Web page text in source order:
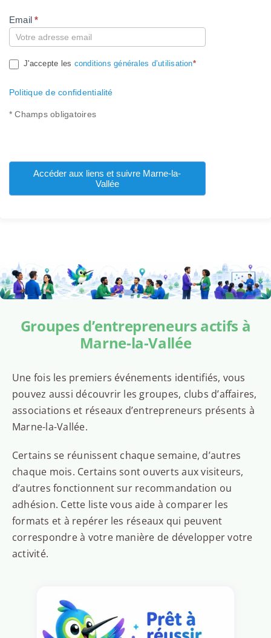
Compte
Email*
J'accepte les conditions générales d’utilisation*
Politique de confidentialité
* Champs obligatoires
Accéder aux liens et suivre Marne-la-
Vallée
Groupes d’entrepreneurs actifs à
Marne-la-Vallée
Une fois les premiers événements identifiés, vous
pouvez aussi découvrir les groupes, clubs d’affaires,
associations et réseaux d’entrepreneurs présents à
Marne-la-Vallée.
Certains se réunissent chaque semaine, d’autres
chaque mois. Certains sont ouverts aux visiteurs,
d’autres fonctionnent sur recommandation ou
adhésion. Cette liste vous aide à comparer les
formats et à repérer les réseaux qui peuvent
correspondre à votre manière de développer votre
activité.